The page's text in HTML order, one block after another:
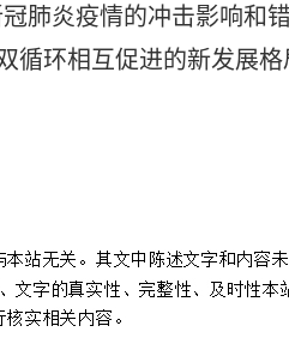
肺炎疫情的冲击影响和
循环相互促进的新发展格